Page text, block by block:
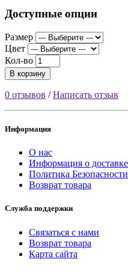
Доступные опции
Размер
Цвет
Кол-во
В корзину
0 отзывов /Написать отзыв
Информация
О нас
Информация о доставке
Политика Безопасности
Возврат товара
Служба поддержки
Связаться с нами
Возврат товара
Карта сайта